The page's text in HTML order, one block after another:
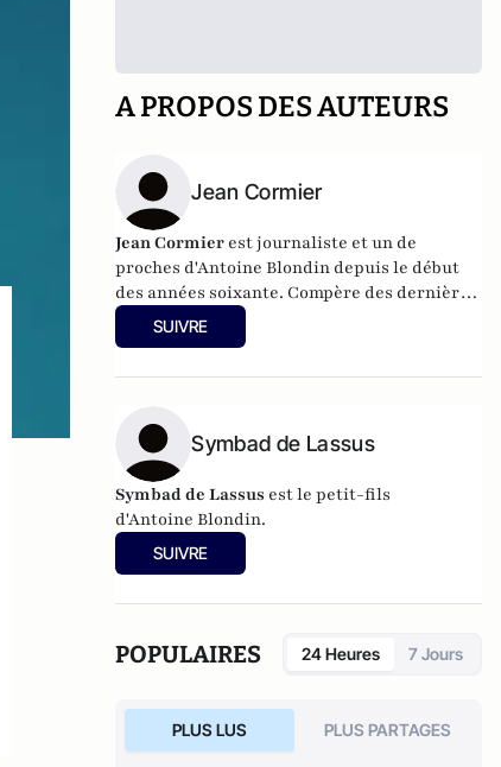
A PROPOS DES AUTEURS
Jean Cormier
Jean Cormier est journaliste et un de
proches d'Antoine Blondin depuis le début
des années soixante. Compère des dernières
années de sa vie (il a écrit
Nuit,avec lui et Roger Bastide), Jean Cormier
SUIVRE
Symbad de Lassus
Symbad de Lassus est le petit-fils
d'Antoine Blondin.
SUIVRE
POPULAIRES 24 Heures 7 Jours
PLUS LUS PLUS PARTAGES